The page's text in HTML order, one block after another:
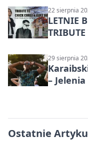
22 sierpnia
LETNIE
29 sierpnia
–
Ostatnie